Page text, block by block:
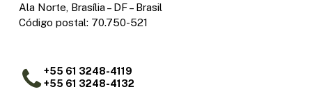
Ala Norte, Brasília – DF – Brasil
Código postal: 70.750-521
+55 61 3248-4119
+55 61 3248-4132